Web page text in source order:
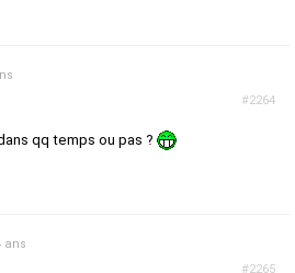
#2264
qq temps ou pas ?
#2265
ans